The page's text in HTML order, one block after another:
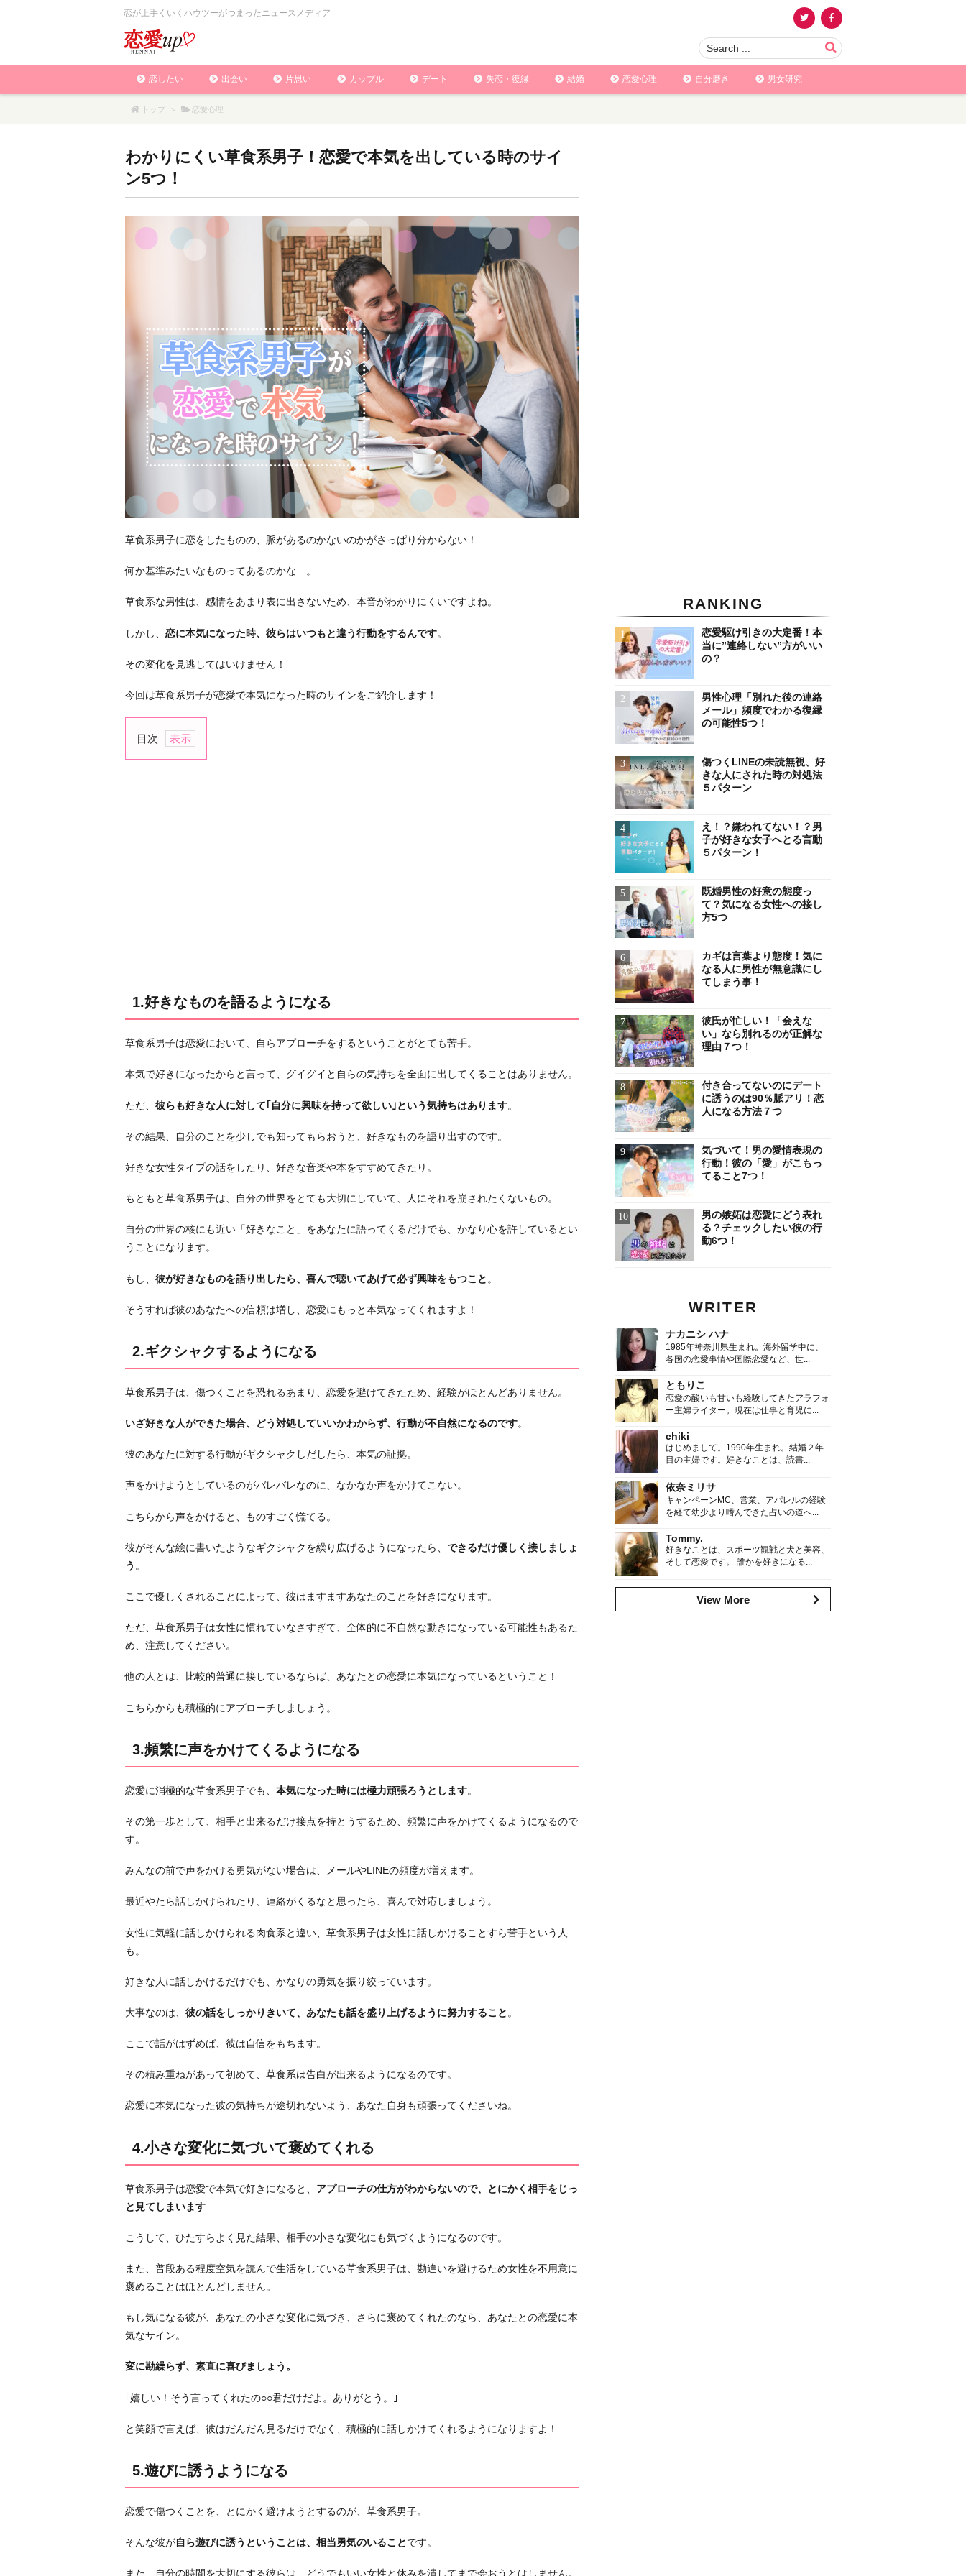
恋が上手くいくハウツーがつまったニュースメディア
恋したい 出会い 片思い カップル デート 失恋・復縁 結婚 恋愛心理 自分磨き 男女研究
トップ > 恋愛心理
わかりにくい草食系男子！恋愛で本気を出している時のサイ
ン5つ！
草食系男子に恋をしたものの、脈があるのかないのかがさっぱり分からない！
何か基準みたいなものってあるのかな…。
草食系な男性は、感情をあまり表に出さないため、本音がわかりにくいですよね。
しかし、 恋に本気になった時、彼らはいつもと違う行動をするんです。
その変化を見逃してはいけません！
今回は草食系男子が恋愛で本気になった時のサインをご紹介します！
目次
1.
2.
ク
る
う
に
る
3.
繁
に
か
て
る
に
る
な
化
に
づ
い
め
く
る
遊
に
う
な
お
に
1.好きなものを語るようになる
草食系男子は恋愛において、自らアプローチをするということがとても苦手。
本気で好きになったからと言って、グイグイと自らの気持ちを全面に出してくることはありません。
ただ、 彼らも好きな人に対して｢自分に興味を持って欲しい｣という気持ちはあります。
その結果、自分のことを少しでも知ってもらおうと、好きなものを語り出すのです。
好きな女性タイプの話をしたり、好きな音楽や本をすすめてきたり。
もともと草食系男子は、自分の世界をとても大切にしていて、人にそれを崩されたくないもの。
自分の世界の核にも近い「好きなこと」をあなたに語ってくるだけでも、かなり心を許しているとい
うことになります。
もし、 彼が好きなものを語り出したら、喜んで聴いてあげて必ず興味をもつこと 。
そうすれば彼のあなたへの信頼は増し、恋愛にもっと本気なってくれますよ！
2.ギクシャクするようになる
草食系男子は、傷つくことを恐れるあまり、恋愛を避けてきたため、経験がほとんどありません。
いざ好きな人ができた場合、どう対処していいかわからず、行動が不自然になるのです。
彼のあなたに対する行動がギクシャクしだしたら、本気の証拠。
声をかけようとしているのがバレバレなのに、なかなか声をかけてこない。
こちらから声をかけると、ものすごく慌てる。
彼がそんな絵に書いたようなギクシャクを繰り広げるようになったら、 できるだけ優しく接しましょ
う 。
ここで優しくされることによって、彼はますますあなたのことを好きになります。
ただ、草食系男子は女性に慣れていなさすぎて、全体的に不自然な動きになっている可能性もあるた
め、注意してください。
他の人とは、比較的普通に接しているならば、あなたとの恋愛に本気になっているということ！
こちらからも積極的にアプローチしましょう。
3.頻繁に声をかけてくるようになる
恋愛に消極的な草食系男子でも、 本気になった時には極力頑張ろうとします。
その第一歩として、相手と出来るだけ接点を持とうするため、頻繁に声をかけてくるようになるので
す。
みんなの前で声をかける勇気がない場合は、メールやLINEの頻度が増えます。
最近やたら話しかけられたり、連絡がくるなと思ったら、喜んで対応しましょう。
女性に気軽に話しかけられる肉食系と違い、草食系男子は女性に話しかけることすら苦手という人
も。
好きな人に話しかけるだけでも、かなりの勇気を振り絞っています。
大事なのは、 彼の話をしっかりきいて、あなたも話を盛り上げるように努力すること 。
ここで話がはずめば、彼は自信をもちます。
その積み重ねがあって初めて、草食系は告白が出来るようになるのです。
恋愛に本気になった彼の気持ちが途切れないよう、あなた自身も頑張ってくださいね。
4.小さな変化に気づいて褒めてくれる
草食系男子は恋愛で本気で好きになると、 アプローチの仕方がわからないので、とにかく相手をじっ
と見てしまいます
こうして、ひたすらよく見た結果、相手の小さな変化にも気づくようになるのです。
また、普段ある程度空気を読んで生活をしている草食系男子は、勘違いを避けるため女性を不用意に
褒めることはほとんどしません。
もし気になる彼が、あなたの小さな変化に気づき、さらに褒めてくれたのなら、あなたとの恋愛に本
気なサイン。
変に勘繰らず、素直に喜びましょう。
｢嬉しい！そう言ってくれたの○○君だけだよ。ありがとう。｣
と笑顔で言えば、彼はだんだん見るだけでなく、積極的に話しかけてくれるようになりますよ！
5.遊びに誘うようになる
恋愛で傷つくことを、とにかく避けようとするのが、草食系男子。
そんな彼が自ら遊びに誘うということは、相当勇気のいることです。
また、自分の時間を大切にする彼らは、どうでもいい女性と休みを潰してまで会おうとはしません。
RANKING
恋愛駆け引きの大定番！本
当に”連絡しない”方がいい
の？
男性心理「別れた後の連絡
メール」頻度でわかる復縁
の可能性5つ！
傷つくLINEの未読無視、好
きな人にされた時の対処法
５パターン
え！？嫌われてない！？男
子が好きな女子へとる言動
５パターン！
既婚男性の好意の態度っ
て？気になる女性への接し
方5つ
カギは言葉より態度！気に
なる人に男性が無意識にし
てしまう事！
彼氏が忙しい！「会えな
い」なら別れるのが正解な
理由７つ！
付き合ってないのにデート
に誘うのは90％脈アリ！恋
人になる方法７つ
気づいて！男の愛情表現の
行動！彼の「愛」がこもっ
てること7つ！
男の嫉妬は恋愛にどう表れ
る？チェックしたい彼の行
動6つ！
WRITER
ナカニシ ハナ
1985年神奈川県生まれ。海外留学中に、
各国の恋愛事情や国際恋愛など、世...
ともりこ
恋愛の酸いも甘いも経験してきたアラフォ
ー主婦ライター。現在は仕事と育児に...
chiki
はじめまして。1990年生まれ。結婚２年
目の主婦です。好きなことは、読書...
依奈ミリサ
キャンペーンMC、営業、アパレルの経験
を経て幼少より嗜んできた占いの道へ...
Tommy.
好きなことは、スポーツ観戦と犬と美容、
そして恋愛です。 誰かを好きになる...
View More